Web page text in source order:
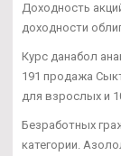
Доходность
доходности
Курс данабол
191 продажа
для взрослых и
Безработных
категории.